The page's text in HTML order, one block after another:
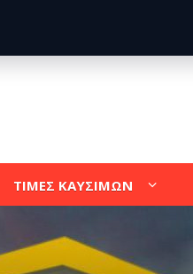
ΤΙΜΕΣ ΚΑΥΣΙΜΩΝ